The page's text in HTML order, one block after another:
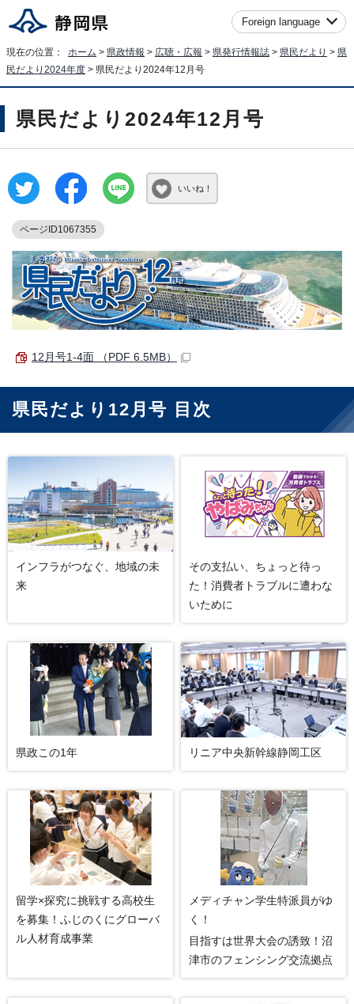
Foreign language
現在の位置： ホーム > 県政情報 > 広聴・広報 > 県発行情報誌 > 県民だより > 県
民だより2024年度 > 県民だより2024年12月号
県民だより2024年12月号
いいね！
ページID1067355
12月号1-4面 （PDF 6.5MB）
県民だより12月号 目次
インフラがつなぐ、地域の未
来
その支払い、ちょっと待っ
た！消費者トラブルに遭わな
いために
県政この1年 リニア中央新幹線静岡工区
留学×探究に挑戦する高校生
を募集！ふじのくにグローバ
ル人材育成事業
メディチャン学生特派員がゆ
く！
目指すは世界大会の誘致！沼
津市のフェンシング交流拠点